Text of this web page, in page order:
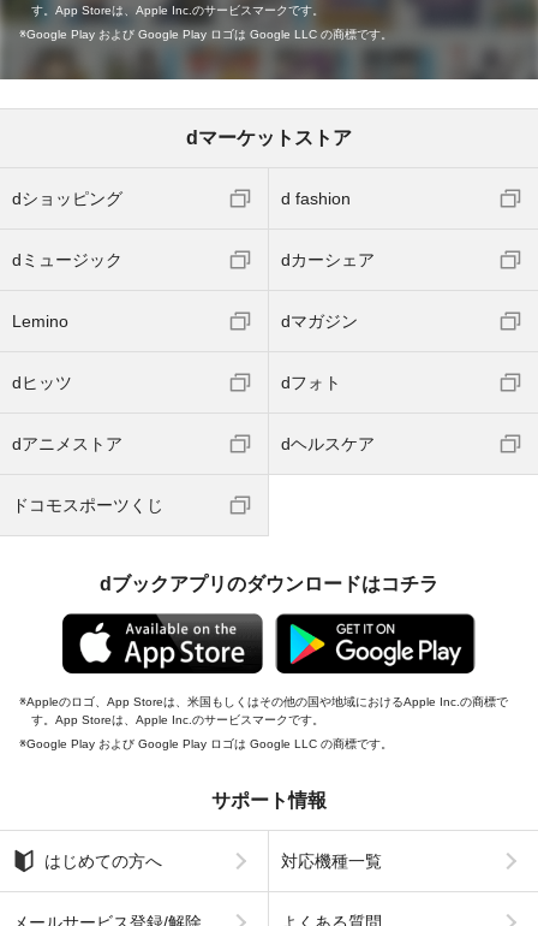
す。App Storeは、Apple Inc.のサービスマークです。
Google Play および Google Play ロゴは Google LLC の商標です。
dマーケットストア
dショッピング d fashion
dミュージック dカーシェア
Lemino dマガジン
dヒッツ dフォト
dアニメストア dヘルスケア
ドコモスポーツくじ
dブックアプリのダウンロードはコチラ
Appleのロゴ、App Storeは、米国もしくはその他の国や地域におけるApple Inc.の商標で
す。App Storeは、Apple Inc.のサービスマークです。
Google Play および Google Play ロゴは Google LLC の商標です。
サポート情報
はじめての方へ 対応機種一覧
メールサービス登録/解除 よくある質問